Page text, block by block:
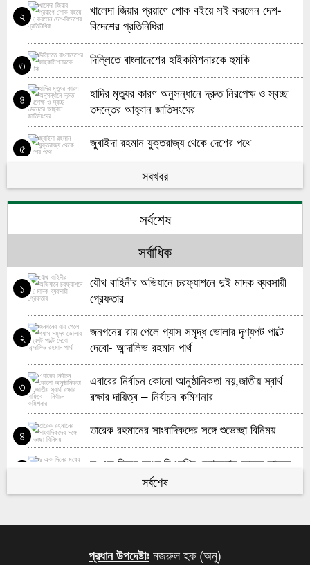
২
খালেদা জিয়ার প্রয়াণে শোক বইয়ে সই করলেন দেশ-
বিদেশের প্রতিনিধিরা
৩ দিল্লিতে বাংলাদেশের হাইকমিশনারকে হুমকি
৪
হাদির মৃত্যুর কারণ অনুসন্ধানে দ্রুত নিরপেক্ষ ও স্বচ্ছ
তদন্তের আহ্বান জাতিসংঘের
৫ জুবাইদা রহমান যুক্তরাজ্য থেকে দেশের পথে
যুক্তরাজ্যের চিকিৎসকদল খালেদা জিয়ার চিকিৎসায় ঢাকায়
এলো
৭
খালেদা জিয়াকে চিকিৎসার জন্য বিদেশ পাঠাতে চাইলে
ব্যবস্থা নেবে সরকার
৮ হঠাৎ পদত্যাগ করলেন ইয়েমেনের প্রধানমন্ত্রী
ভিয়েনা রাজ্য নির্বাচনে পুনরায় নির্বাচিত হলেন, লালমোহনের
ছেলে নয়ন
১০ কানাডার প্রধানমন্ত্রীকে তারেক রহমানের অভিনন্দন
সবখবর
সর্বশেষ
সর্বাধিক
১
যৌথ বাহিনীর অভিযানে চরফ্যাশনে দুই মাদক ব্যবসায়ী
গ্রেফতার
২
জনগনের রায় পেলে গ্যাস সমৃদ্ধ ভোলার দৃশ্যপট পাল্টে
দেবো- আন্দালিভ রহমান পার্থ
৩
এবারের নির্বাচন কোনো আনুষ্ঠানিকতা নয়,জাতীয় স্বার্থ
রক্ষার দায়িত্ব – নির্বাচন কমিশনার
৪ তারেক রহমানের সাংবাদিকদের সঙ্গে শুভেচ্ছা বিনিময়
দু-এক দিনের মধ্যে বিএনপির চেয়ারম্যান হচ্ছেন তারেক
মেজর হাফিজের দ্বিগুণ তার স্ত্রীর সম্পদ
সর্বশেষ
প্রধান উপদেষ্টাঃনজরুল হক (অনু)